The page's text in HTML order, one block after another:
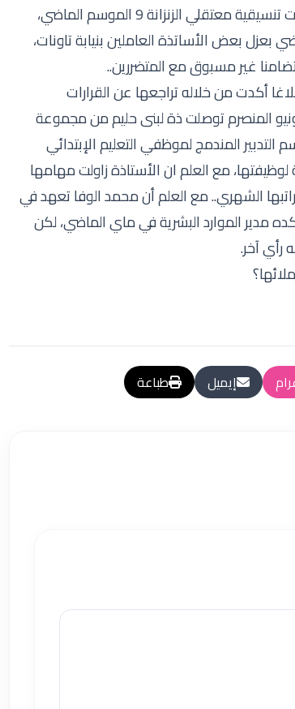
بعد سلسلة المحطات النضالية التي خاضها مناضلو ومناضلات تنسيقية معتقلي الزنزانة 9 الموسم الماضي،
بعض الأساتذة العاملين بنيابة تاونات،
غير مسبوق مع المتضررين..
أكدت من خلاله تراجعها عن القرارات
وتصحيحها لوضعية المعنيين، إلا أنه وبتاريخ 26 يونيو المنصرم توصلت ذة لبنى حليم من مجموعة
تاونات برسالة تحت عدد 112301 من قسم التدبير المندمج لموظفي التعليم الإبتدائي
لوظيفتها، مع العلم ان الأستاذة زاولت مهامها
راتبها الشهري.. مع العلم أن محمد الوفا تعهد في
مدير الموارد البشرية في ماي الماضي، لكن
رأي آخر.
إيميل طباعة